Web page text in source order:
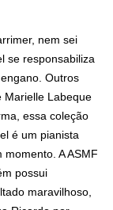
nem sei
se responsabiliza
Outros
Marielle Labeque
essa coleção
é um pianista
A ASMF
possui
maravilhoso,